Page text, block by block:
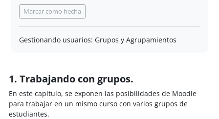
Marcar como hecha
Gestionando usuarios: Grupos y Agrupamientos
1. Trabajando con grupos.
En este capítulo, se exponen las posibilidades de Moodle
para trabajar en un mismo curso con varios grupos de
estudiantes.